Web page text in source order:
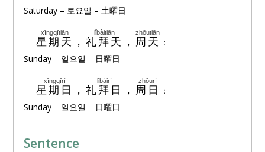
Saturday – 토요일 – 土曜日
星期天
xīngqītiān
， 礼拜天
lǐbàitiān
， 周天
zhōutiān
：
Sunday – 일요일 – 日曜日
星期日
xīngqīrì
， 礼拜日
lǐbàirì
， 周日
zhōurì
：
Sunday – 일요일 – 日曜日
Sentence